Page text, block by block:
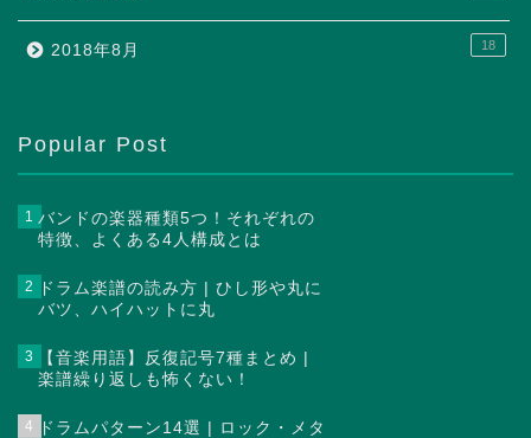
2018年8月 18
Popular Post
1 バンドの楽器種類5つ！それぞれの
特徴、よくある4人構成とは
2
ドラム楽譜の読み方 | ひし形や丸に
バツ、ハイハットに丸
3
【音楽用語】反復記号7種まとめ |
楽譜繰り返しも怖くない！
4
ドラムパターン14選 | ロック・メタ